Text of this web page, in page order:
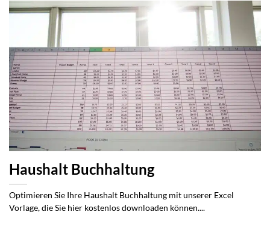
Haushalt Buchhaltung
Optimieren Sie Ihre Haushalt Buchhaltung mit unserer Excel
Vorlage, die Sie hier kostenlos downloaden können....